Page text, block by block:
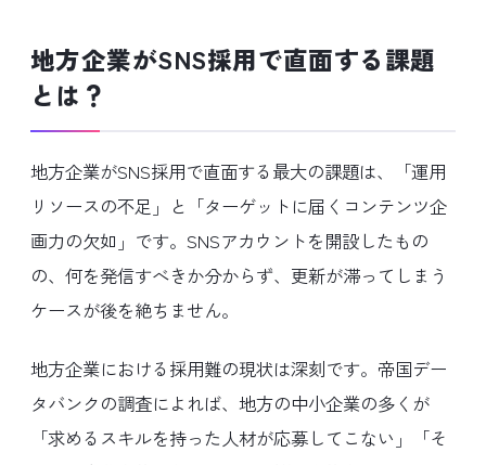
地方企業がSNS採用で直面する課題
とは？
地方企業がSNS採用で直面する最大の課題は、「運用
リソースの不足」と「ターゲットに届くコンテンツ企
画力の欠如」です。SNSアカウントを開設したもの
の、何を発信すべきか分からず、更新が滞ってしまう
ケースが後を絶ちません。
地方企業における採用難の現状は深刻です。帝国デー
タバンクの調査によれば、地方の中小企業の多くが
「求めるスキルを持った人材が応募してこない」「そ